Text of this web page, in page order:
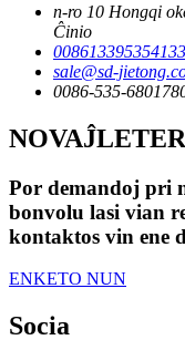
n-ro 10 Hongqi
Ĉinio
008613395354133
sale@sd-
0086-535-
Por demandoj pri
bonvolu lasi vian
kontaktos vin ene
ENKETO NUN
Socia